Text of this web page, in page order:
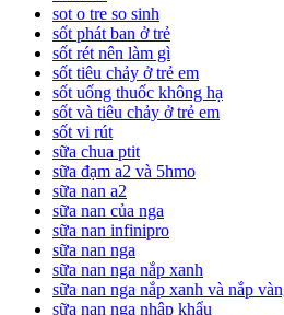
sot o tre so sinh
sốt phát ban ở trẻ
sốt rét nên làm gì
sốt tiêu chảy ở trẻ em
sốt uống thuốc không hạ
sốt và tiêu chảy ở trẻ em
sốt vi rút
sữa chua ptit
sữa đạm a2 và 5hmo
sữa nan a2
sữa nan của nga
sữa nan infinipro
sữa nan nga
sữa nan nga nắp xanh
sữa nan nga nắp xanh và nắp
sữa nan nga nhập khẩu